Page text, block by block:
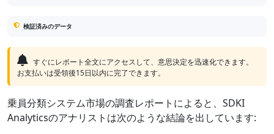
検証済みのデータ
すぐにレポート全文にアクセスして、意思決定を迅速化できます。
お支払いは受領後15日以内に完了できます。
乗員分類システム市場の調査レポートによると、SDKI
Analyticsのアナリストは次のような結論を出しています: